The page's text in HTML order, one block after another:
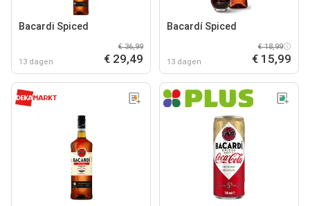
Bacardi Spiced
13 dagen
€ 36,99
€ 29,49
Bacardí Spiced
13 dagen
€ 18,99
€ 15,99